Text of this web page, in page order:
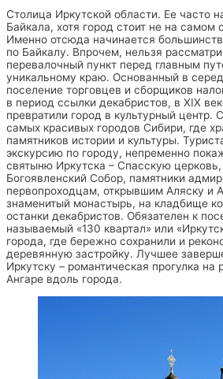
Столица Иркутской области. Ее часто
Байкала, хотя город стоит не на самом
Именно отсюда начинается
по Байкалу. Впрочем, нельзя
перевалочный пункт перед главным
уникальному краю. Основанный в
поселение торговцев и сборщиков
в период ссылки декабристов, в XIX
превратили город в культурный центр.
самых красивых городов Сибири, где
памятников истории и культуры.
экскурсию по городу, непременно
святыню Иркутска – Спасскую
Богоявленский Собор, памятники
первопроходцам, открывшим Аляску и
знаменитый монастырь, на кладбище
останки декабристов. Обязателен к
называемый «130 квартал» или
города, где бережно сохранили и
деревянную застройку. Лучшее
Иркутску – романтическая прогулка
Ангаре вдоль города.